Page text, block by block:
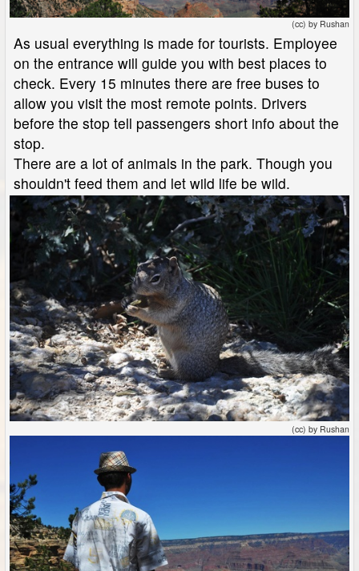
(cc) by Rushan
As usual everything is made for tourists. Employee
on the entrance will guide you with best places to
check. Every 15 minutes there are free buses to
allow you visit the most remote points. Drivers
before the stop tell passengers short info about the
stop.
There are a lot of animals in the park. Though you
shouldn't feed them and let wild life be wild.
(cc) by Rushan